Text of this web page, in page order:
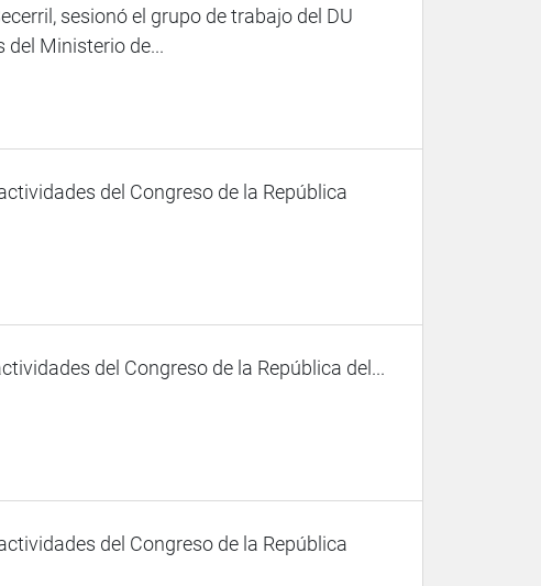
sesionó el grupo de trabajo del DU
del Ministerio de...
del Congreso de la República
del Congreso de la República del...
del Congreso de la República